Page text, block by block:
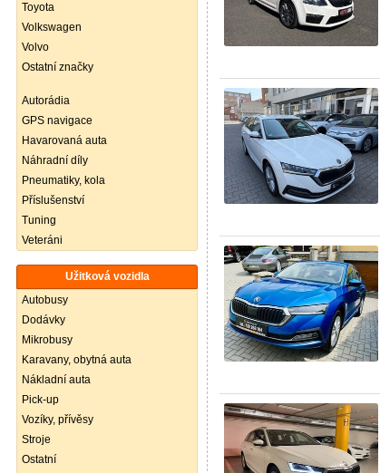
Toyota
Volkswagen
Volvo
Ostatní značky
Autorádia
GPS navigace
Havarovaná auta
Náhradní díly
Pneumatiky, kola
Příslušenství
Tuning
Veteráni
Užitková vozidla
Autobusy
Dodávky
Mikrobusy
Karavany, obytná auta
Nákladní auta
Pick-up
Vozíky, přívěsy
Stroje
Ostatní